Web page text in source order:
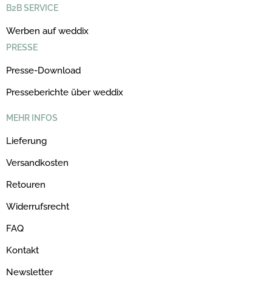
B2B SERVICE
Werben auf weddix
PRESSE
Presse-Download
Presseberichte über weddix
MEHR INFOS
Lieferung
Versandkosten
Retouren
Widerrufsrecht
FAQ
Kontakt
Newsletter